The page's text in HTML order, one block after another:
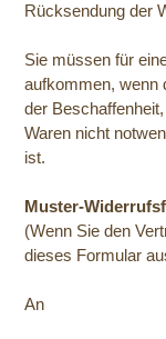
Rücksendung der
Sie müssen für
aufkommen, wenn
der
Waren nicht
ist.
Muster-
(Wenn Sie den
dieses Formular
An